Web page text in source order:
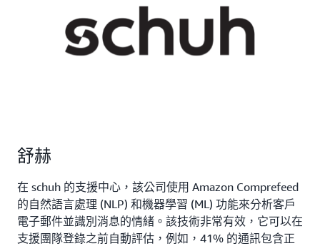
舒赫
在 schuh 的支援中心，該公司使用 Amazon Comprefeed
的自然語言處理 (NLP) 和機器學習 (ML) 功能來分析客戶
電子郵件並識別消息的情緒。該技術非常有效，它可以在
支援團隊登錄之前自動評估，例如，41% 的通訊包含正